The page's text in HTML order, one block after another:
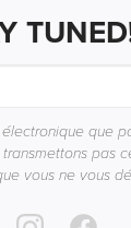
que
pas
vous ne vous